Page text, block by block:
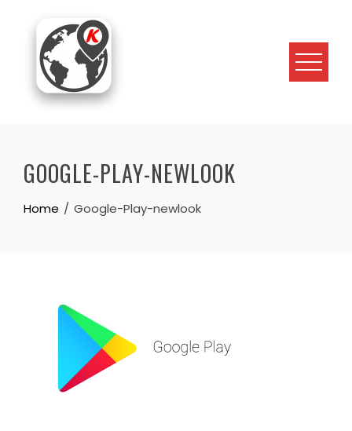
content
GOOGLE-PLAY-NEWLOOK
Home Google-Play-newlook